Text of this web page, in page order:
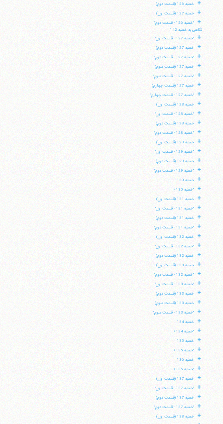
+ خطبه 126 (قسمت دوم)
+ خطبه 127 (قسمت اول)
+
"خطبه 126 - قسمت دوم"
نگاهی به خطبه 142
+ "خطبه 127 - قسمت اول"
+ خطبه 127 (قسمت دوم)
+ "خطبه 127 - قسمت دوم"
+ خطبه 127 (قسمت سوم)
+ "خطبه 127 - قسمت سوم"
+ خطبه 127 (قسمت چهارم)
+ "خطبه 127 - قسمت چهارم"
+ خطبه 128 (قسمت اول)
+ "خطبه 128 - قسمت اول"
+ خطبه 128 (قسمت دوم)
+ "خطبه 128 - قسمت دوم"
+ خطبه 129 (قسمت اول)
+ "خطبه 129 - قسمت اول"
+ خطبه 129 (قسمت دوم)
+ "خطبه 129 - قسمت دوم"
+ خطبه 130
+ "خطبه 130»
+ خطبه 131 (قسمت اول)
+ "خطبه 131 - قسمت اول"
+ خطبه 131 (قسمت دوم)
+ "خطبه 131 - قسمت دوم"
+ خطبه 132 (قسمت اول)
+ "خطبه 132 - قسمت اول"
+ خطبه 132 (قسمت دوم)
+ خطبه 133 (قسمت اول)
+ "خطبه 132 - قسمت دوم"
+ "خطبه 133 - قسمت اول"
+ خطبه 133 (قسمت دوم)
+ خطبه 133 (قسمت سوم)
+ "خطبه 133 - قسمت سوم"
+ خطبه 134
+ "خطبه 134»
+ خطبه 135
+ "خطبه 135»
+ خطبه 136
+ "خطبه 136»
+ خطبه 137 (قسمت اول)
+ "خطبه 137 - قسمت اول"
+ خطبه 137 (قسمت دوم)
+ "خطبه 137 - قسمت دوم"
+ خطبه 138 (قسمت اول)